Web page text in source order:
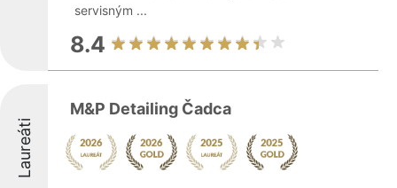
servisným ...
8.4
Laureáti
M&P Detailing Čadca